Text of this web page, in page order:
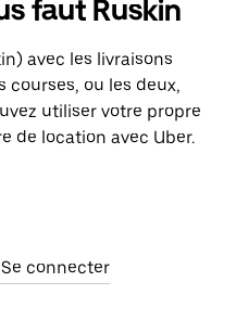
faut Ruskin
avec les livraisons
courses, ou les deux,
utiliser votre propre
de location avec Uber.
connecter